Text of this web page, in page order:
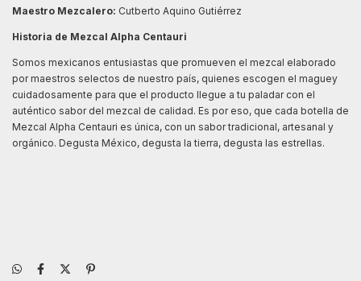
Maestro Mezcalero: Cutberto Aquino Gutiérrez
Historia de Mezcal Alpha Centauri
Somos mexicanos entusiastas que promueven el mezcal elaborado
por maestros selectos de nuestro país, quienes escogen el maguey
cuidadosamente para que el producto llegue a tu paladar con el
auténtico sabor del mezcal de calidad. Es por eso, que cada botella de
Mezcal Alpha Centauri es única, con un sabor tradicional, artesanal y
orgánico. Degusta México, degusta la tierra, degusta las estrellas.